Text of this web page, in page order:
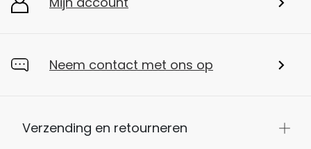
Neem contact met ons op
Verzending en retourneren